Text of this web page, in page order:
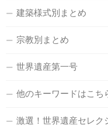
建築様式別まとめ
宗教別まとめ
世界遺産第一号
他のキーワードはこち
激選！世界遺産セレク